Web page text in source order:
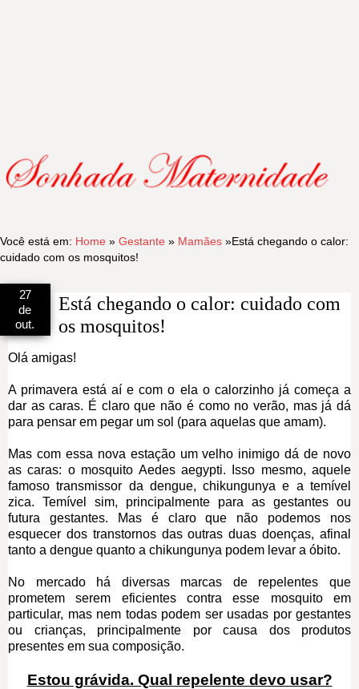
Você está em: Home » Gestante » Mamães »Está chegando o calor:
cuidado com os mosquitos!
27
de
out.
Está chegando o calor: cuidado com
os mosquitos!
Olá amigas!
A primavera está aí e com o ela o calorzinho já começa a
dar as caras. É claro que não é como no verão, mas já dá
para pensar em pegar um sol (para aquelas que amam).
Mas com essa nova estação um velho inimigo dá de novo
as caras: o mosquito Aedes aegypti. Isso mesmo, aquele
famoso transmissor da dengue, chikungunya e a temível
zica. Temível sim, principalmente para as gestantes ou
futura gestantes. Mas é claro que não podemos nos
esquecer dos transtornos das outras duas doenças, afinal
tanto a dengue quanto a chikungunya podem levar a óbito.
No mercado há diversas marcas de repelentes que
prometem serem eficientes contra esse mosquito em
particular, mas nem todas podem ser usadas por gestantes
ou crianças, principalmente por causa dos produtos
presentes em sua composição.
Estou grávida. Qual repelente devo usar?